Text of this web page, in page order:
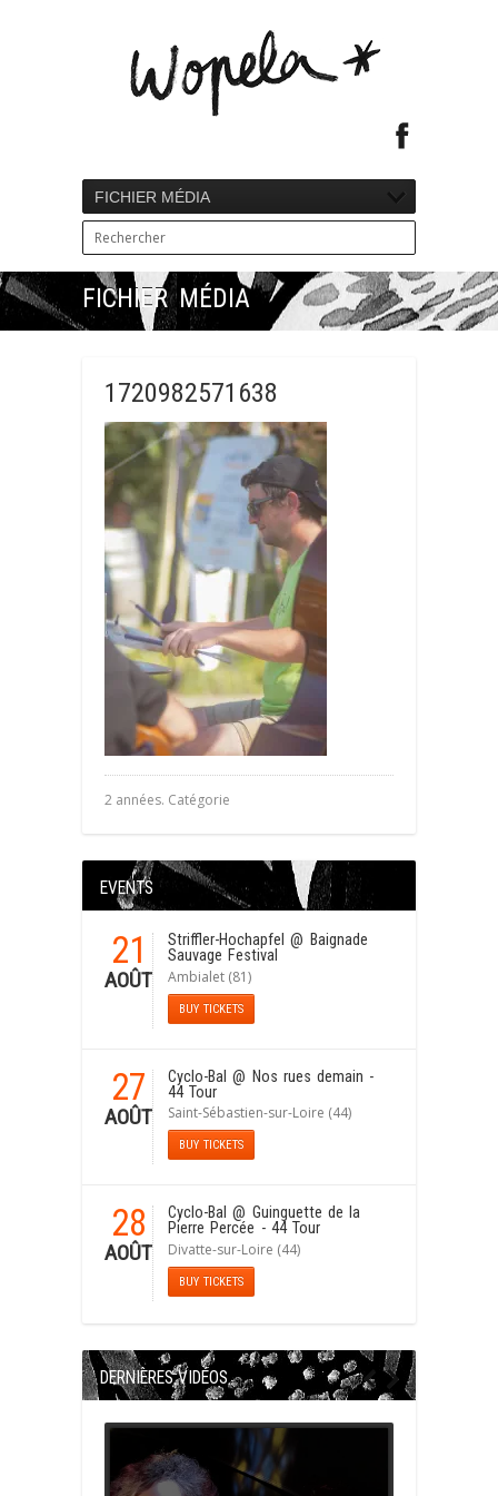
FICHIER MÉDIA
FICHIER MÉDIA
1720982571638
2 années. Catégorie
EVENTS
21
AOÛT
Striffler-Hochapfel @ Baignade
Sauvage Festival
Ambialet (81)
BUY TICKETS
27
AOÛT
Cyclo-Bal @ Nos rues demain -
44 Tour
Saint-Sébastien-sur-Loire (44)
BUY TICKETS
28
AOÛT
Cyclo-Bal @ Guinguette de la
Pierre Percée - 44 Tour
Divatte-sur-Loire (44)
BUY TICKETS
DERNIÈRES VIDÉOS